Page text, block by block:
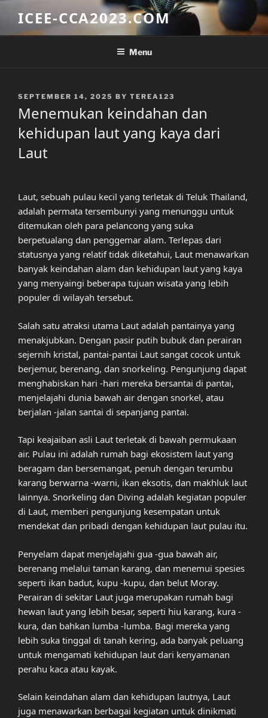
content
ICEE-CCA2023.COM
Menu
POSTED
SEPTEMBER 14, 2025 BY TEREA123
Menemukan keindahan dan
kehidupan laut yang kaya dari
Laut
Laut, sebuah pulau kecil yang terletak di Teluk Thailand,
adalah permata tersembunyi yang menunggu untuk
ditemukan oleh para pelancong yang suka
berpetualang dan penggemar alam. Terlepas dari
statusnya yang relatif tidak diketahui, Laut menawarkan
banyak keindahan alam dan kehidupan laut yang kaya
yang menyaingi beberapa tujuan wisata yang lebih
populer di wilayah tersebut.
Salah satu atraksi utama Laut adalah pantainya yang
menakjubkan. Dengan pasir putih bubuk dan perairan
sejernih kristal, pantai-pantai Laut sangat cocok untuk
berjemur, berenang, dan snorkeling. Pengunjung dapat
menghabiskan hari -hari mereka bersantai di pantai,
menjelajahi dunia bawah air dengan snorkel, atau
berjalan -jalan santai di sepanjang pantai.
Tapi keajaiban asli Laut terletak di bawah permukaan
air. Pulau ini adalah rumah bagi ekosistem laut yang
beragam dan bersemangat, penuh dengan terumbu
karang berwarna -warni, ikan eksotis, dan makhluk laut
lainnya. Snorkeling dan Diving adalah kegiatan populer
di Laut, memberi pengunjung kesempatan untuk
mendekat dan pribadi dengan kehidupan laut pulau itu.
Penyelam dapat menjelajahi gua -gua bawah air,
berenang melalui taman karang, dan menemui spesies
seperti ikan badut, kupu -kupu, dan belut Moray.
Perairan di sekitar Laut juga merupakan rumah bagi
hewan laut yang lebih besar, seperti hiu karang, kura -
kura, dan bahkan lumba -lumba. Bagi mereka yang
lebih suka tinggal di tanah kering, ada banyak peluang
untuk mengamati kehidupan laut dari kenyamanan
perahu kaca atau kayak.
Selain keindahan alam dan kehidupan lautnya, Laut
juga menawarkan berbagai kegiatan untuk dinikmati